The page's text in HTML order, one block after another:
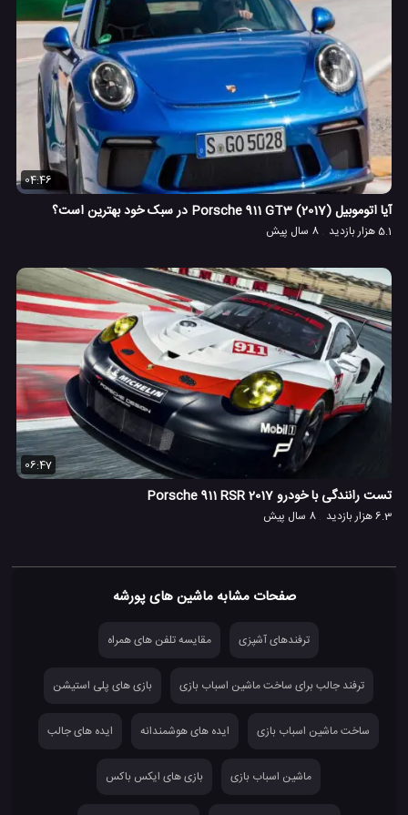
04:46
آیا اتوموبیل Porsche 911 GT3 (2017) در سبک خود بهترین است؟
5.1 هزار بازدید 8 سال پیش
06:47
تست رانندگی با خودرو Porsche 911 RSR 2017
6.3 هزار بازدید 8 سال پیش
صفحات مشابه ماشین های پورشه
ترفندهای آشپزی مقایسه تلفن های همراه
ترفند جالب برای ساخت ماشین اسباب بازی بازی های پلی استیشن
ساخت ماشین اسباب بازی ایده های هوشمندانه ایده های جالب
ماشین اسباب بازی بازی های ایکس باکس